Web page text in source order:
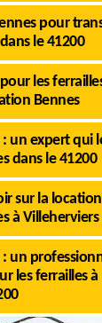
pour
le 41200
les
Bennes
un expert qui
dans le 41200
sur la
à Villeherviers
un
les ferrailles à